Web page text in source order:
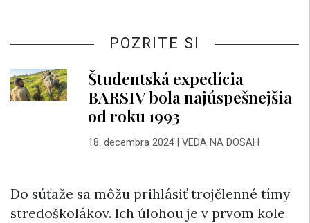
POZRITE SI
Študentská expedícia
BARSIV bola najúspešnejšia
od roku 1993
18. decembra 2024| VEDA NA DOSAH
Do súťaže sa môžu prihlásiť trojčlenné tímy
stredoškolákov. Ich úlohou je v prvom kole